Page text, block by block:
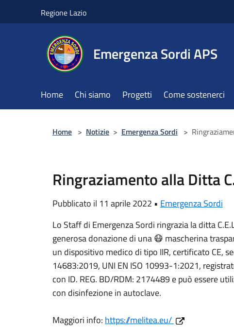
Regione Lazio
Emergenza Sordi APS
Home Chi siamo Progetti Come sostenerci
Home > Notizie > Emergenza Sordi >
Ringraziamento alla Ditta
Pubblicato il 11 aprile 2022 • Emergenza Sordi
Lo Staff di Emergenza Sordi ringrazia la ditta
generosa donazione di una 😷 mascherina
un dispositivo medico di tipo IIR, certificato CE,
14683:2019, UNI EN ISO 10993-1:2021,
con ID. REG. BD/RDM: 2174489 e può essere
con disinfezione in autoclave.
Maggiori info: https://melitea.eu/